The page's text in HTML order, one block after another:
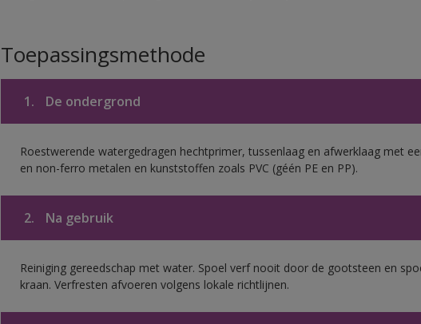
Toepassingsmethode
1. De ondergrond
Roestwerende watergedragen hechtprimer, tussenlaag en afwerklaag met
en non-ferro metalen en kunststoffen zoals PVC (géén PE en PP).
2. Na gebruik
Reiniging gereedschap met water. Spoel verf nooit door de gootsteen en
kraan. Verfresten afvoeren volgens lokale richtlijnen.